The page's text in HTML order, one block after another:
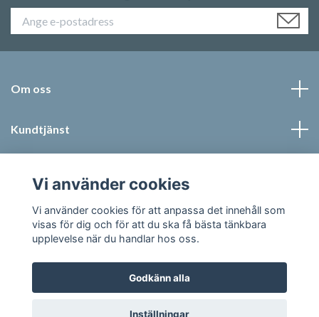
Om oss
Kundtjänst
Sociala medier
© 2026 Jonic Textil AB
Vi använder cookies
Vi använder cookies för att anpassa det innehåll som
visas för dig och för att du ska få bästa tänkbara
upplevelse när du handlar hos oss.
Godkänn alla
Inställningar